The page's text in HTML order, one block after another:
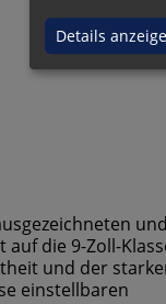
und
die 9-Zoll-
und der
einstellbaren
Details